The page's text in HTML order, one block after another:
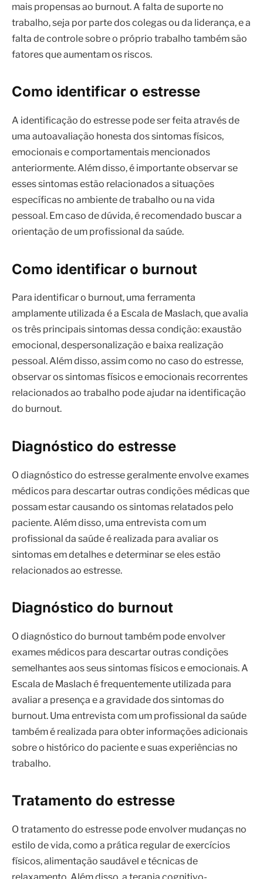
mais propensas ao burnout. A falta de suporte no
trabalho, seja por parte dos colegas ou da liderança, e a
falta de controle sobre o próprio trabalho também são
fatores que aumentam os riscos.
Como identificar o estresse
A identificação do estresse pode ser feita através de
uma autoavaliação honesta dos sintomas físicos,
emocionais e comportamentais mencionados
anteriormente. Além disso, é importante observar se
esses sintomas estão relacionados a situações
específicas no ambiente de trabalho ou na vida
pessoal. Em caso de dúvida, é recomendado buscar a
orientação de um profissional da saúde.
Como identificar o burnout
Para identificar o burnout, uma ferramenta
amplamente utilizada é a Escala de Maslach, que avalia
os três principais sintomas dessa condição: exaustão
emocional, despersonalização e baixa realização
pessoal. Além disso, assim como no caso do estresse,
observar os sintomas físicos e emocionais recorrentes
relacionados ao trabalho pode ajudar na identificação
do burnout.
Diagnóstico do estresse
O diagnóstico do estresse geralmente envolve exames
médicos para descartar outras condições médicas que
possam estar causando os sintomas relatados pelo
paciente. Além disso, uma entrevista com um
profissional da saúde é realizada para avaliar os
sintomas em detalhes e determinar se eles estão
relacionados ao estresse.
Diagnóstico do burnout
O diagnóstico do burnout também pode envolver
exames médicos para descartar outras condições
semelhantes aos seus sintomas físicos e emocionais. A
Escala de Maslach é frequentemente utilizada para
avaliar a presença e a gravidade dos sintomas do
burnout. Uma entrevista com um profissional da saúde
também é realizada para obter informações adicionais
sobre o histórico do paciente e suas experiências no
trabalho.
Tratamento do estresse
O tratamento do estresse pode envolver mudanças no
estilo de vida, como a prática regular de exercícios
físicos, alimentação saudável e técnicas de